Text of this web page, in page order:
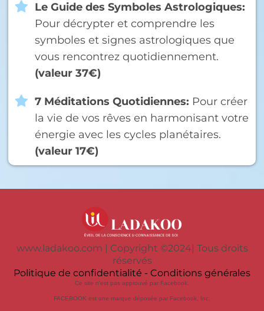
Le Guide des Symboles Astrologiques:
Pour décrypter et comprendre les
symboles et signes astrologiques que
vous rencontrez quotidiennement.
(valeur 37€)
7 Méditations Quotidiennes: Pour créer
la vie de vos rêves en harmonisant votre
énergie avec les cycles planétaires.
(valeur 17€)
www.ladakoo.com | Copyright ©2024| Tous droits
réservés
Politique de confidentialité - Conditions générales
Ce site n'est pas approuvé par Facebook.
FACEBOOK est une marque déposée par Facebook, Inc.